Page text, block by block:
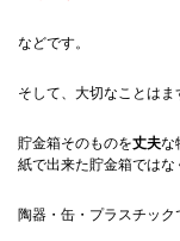
などです。
そして、大切なことは
貯金箱そのものを丈夫な
紙で出来た貯金箱ではな
陶器・缶・プラスチック